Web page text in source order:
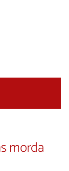
morda